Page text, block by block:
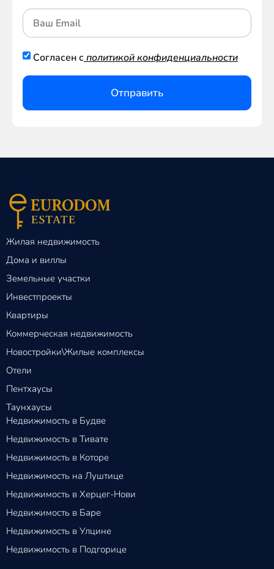
Согласен с политикой конфиденциальности
Отправить
Жилая недвижимость
Дома и виллы
Земельные участки
Инвестпроекты
Квартиры
Коммерческая недвижимость
Новостройки\Жилые комплексы
Отели
Пентхаусы
Таунхаусы
Недвижимость в Будве
Недвижимость в Тивате
Недвижимость в Которе
Недвижимость на Луштице
Недвижимость в Херцег-Нови
Недвижимость в Баре
Недвижимость в Улцине
Недвижимость в Подгорице